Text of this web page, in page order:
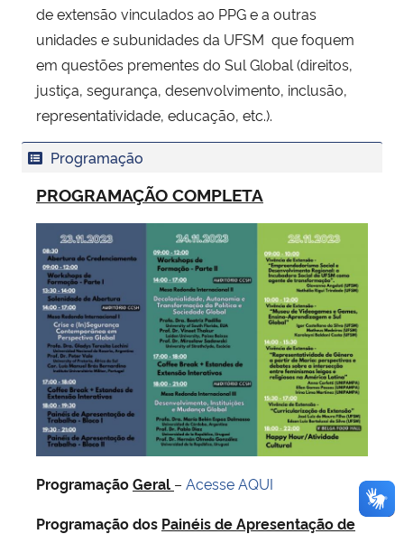
de extensão vinculados ao PPG e a outras
unidades e subunidades da UFSM que foquem
em questões prementes do Sul Global (direitos,
justiça, segurança, desenvolvimento, inclusão,
representatividade, educação, etc.).
Programação
PROGRAMAÇÃO COMPLETA
ProgramaçãoGeral – Acesse AQUI
Programação dos Painéis de Apresentação de